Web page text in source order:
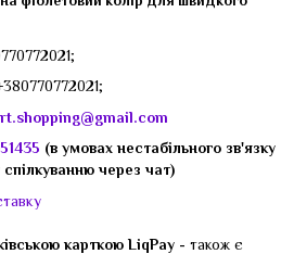
(в умовах нестабільного зв'язку
через чат)
карткою LiqPay - також є